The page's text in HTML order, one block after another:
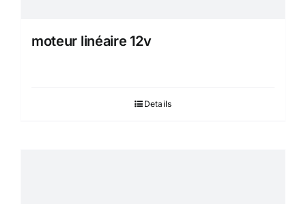
moteur linéaire 12v
Details